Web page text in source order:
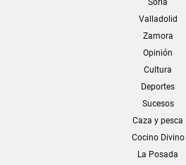
Valladolid
Zamora
Opinión
Cultura
Deportes
Sucesos
Caza y pesca
Cocino Divino
La Posada